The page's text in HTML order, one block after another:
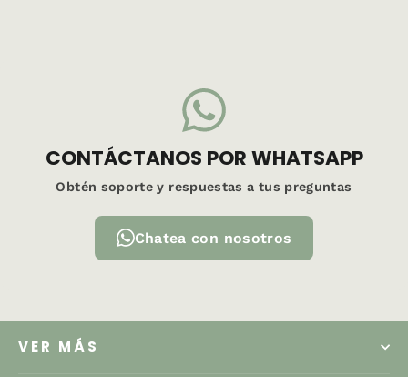
CONTÁCTANOS POR WHATSAPP
Obtén soporte y respuestas a tus preguntas
Chatea con nosotros
VER MÁS